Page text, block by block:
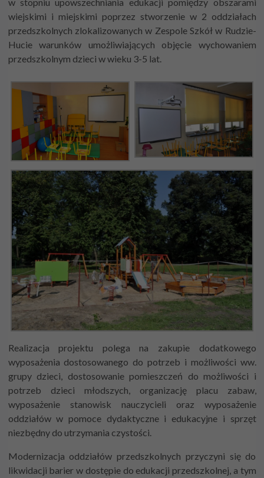
wiejskimi i miejskimi poprzez stworzenie w 2 oddziałach
przedszkolnych zlokalizowanych w Zespole Szkół w Rudzie-
Hucie warunków umożliwiających objęcie wychowaniem
przedszkolnym dzieci w wieku 3-5 lat.
Realizacja projektu polega na zakupie dodatkowego
wyposażenia dostosowanego do potrzeb i możliwości ww.
grupy dzieci, dostosowanie pomieszczeń do możliwości i
potrzeb dzieci młodszych, organizację placu zabaw,
wyposażenie stanowisk nauczycieli oraz wyposażenie
oddziałów w pomoce dydaktyczne i edukacyjne i sprzęt
niezbędny do utrzymania czystości.
Modernizacja oddziałów przedszkolnych przyczyni się do
likwidacji barier w dostępie do edukacji przedszkolnej, a tym